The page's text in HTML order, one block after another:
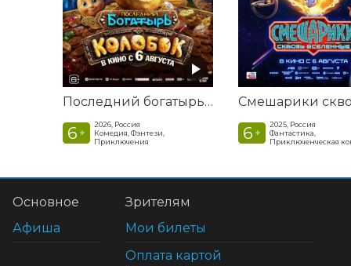
Последний богатырь. Колобок
6 +
2026, Россия
Комедия, Фэнтези,
Приключения
6 +
2025, Россия
Фантастика,
Приключенческая
Основное
Афиша
Зрителям
Мои билеты
Оплата картой